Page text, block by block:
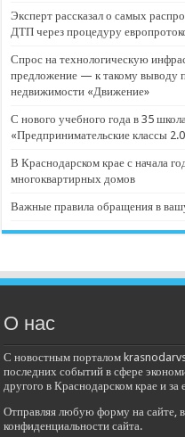
Эксперт рассказал о самых
ДТП через процедуру
Спрос на технологическую
предложение — к такому выводу
недвижимости «Движение»
С нового учебного года в 35
«Предпринимательские классы
В Краснодарском крае с начала
многоквартирных домов
Важные правила обращения в
О нас
С новостным порталом
последних событий в сфере
другого в Краснодарском крае и за
Отправляя любую форму на сайте,
конфиденциальности сайта.